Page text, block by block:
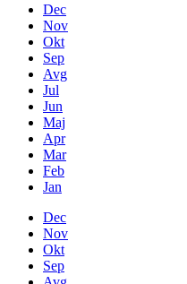
Dec
Nov
Okt
Sep
Avg
Jul
Jun
Maj
Apr
Mar
Feb
Jan
Dec
Nov
Okt
Sep